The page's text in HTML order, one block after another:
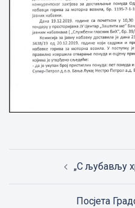
navigation„С љубављу
Посјета